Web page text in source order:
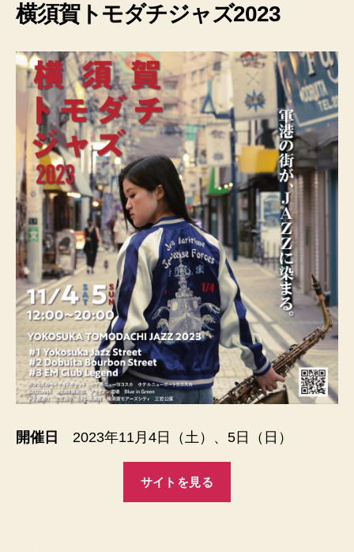
横須賀トモダチジャズ2023
開催日 2023年11月4日（土）、5日（日）
サイトを見る